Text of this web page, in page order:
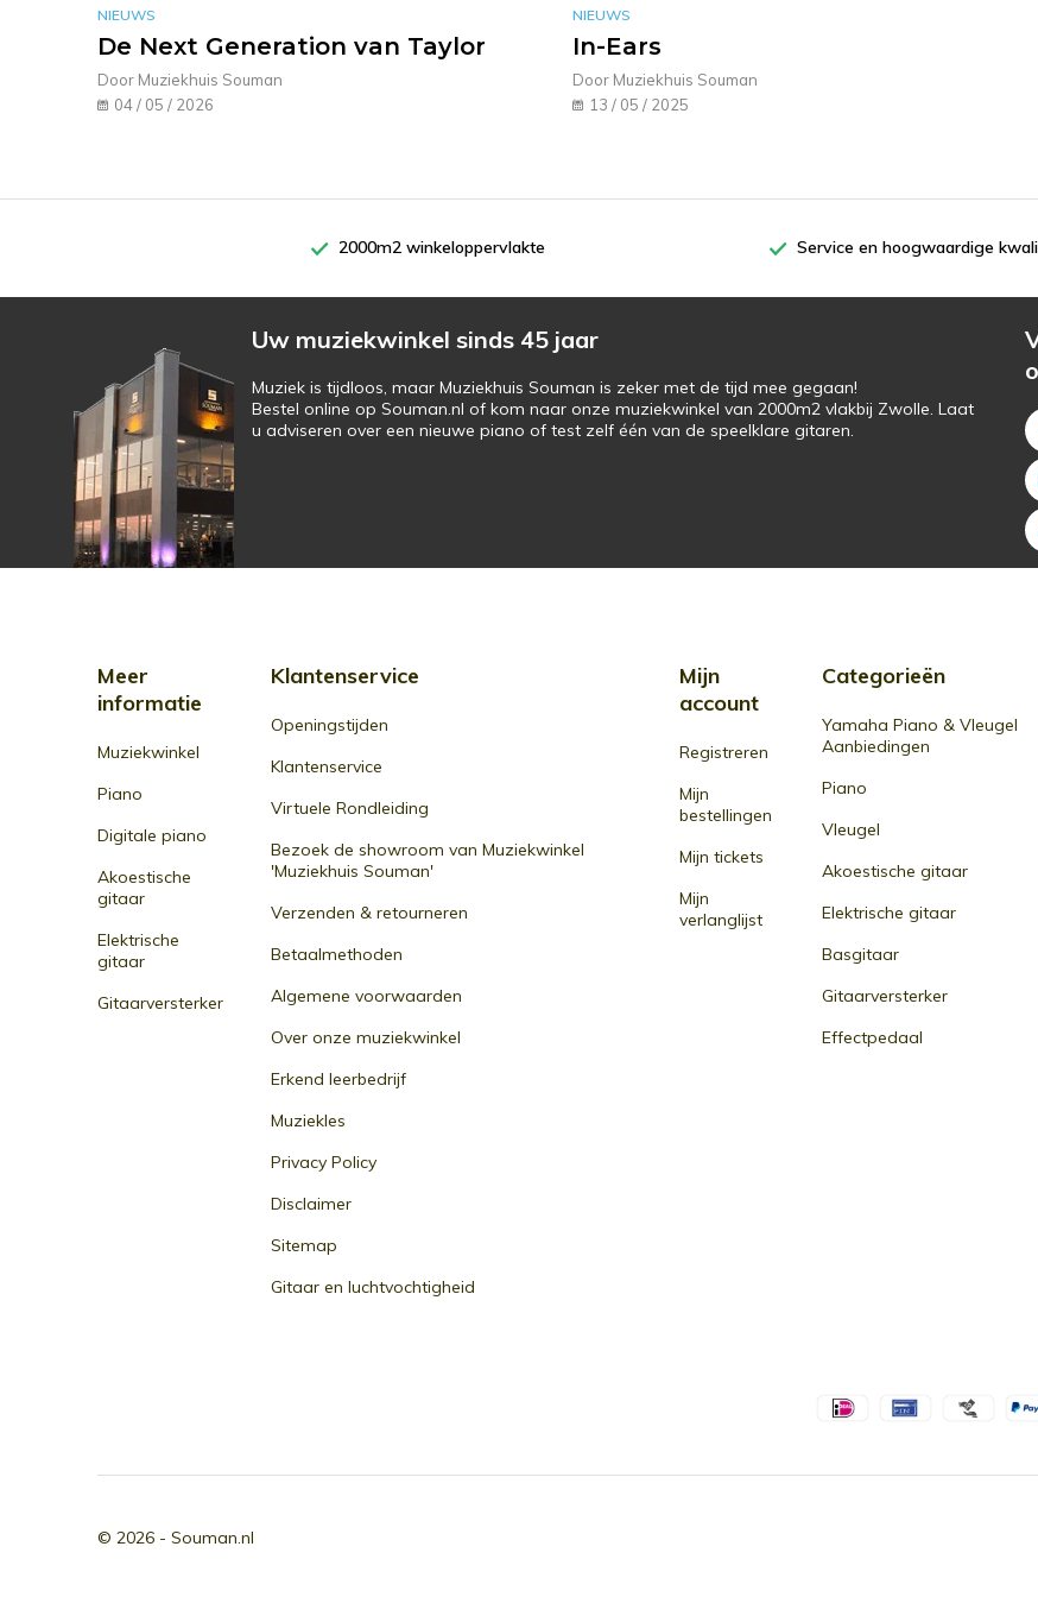
NIEUWS
De Next Generation van Taylor
Door Muziekhuis Souman
04 / 05 / 2026
NIEUWS
In-Ears
Door Muziekhuis Souman
13 / 05 / 2025
2000m2 winkeloppervlakte Service en hoogwaardige
Uw muziekwinkel sinds 45 jaar
Muziek is tijdloos, maar Muziekhuis Souman is zeker met de tijd mee gegaan!
Bestel online op Souman.nl of kom naar onze muziekwinkel van 2000m2 vlakbij Zwolle. Laat
u adviseren over een nieuwe piano of test zelf één van de speelklare gitaren.
Meer
informatie
Muziekwinkel
Piano
Digitale piano
Akoestische
gitaar
Elektrische
gitaar
Gitaarversterker
Klantenservice
Openingstijden
Klantenservice
Virtuele Rondleiding
Bezoek de showroom van Muziekwinkel
'Muziekhuis Souman'
Verzenden & retourneren
Betaalmethoden
Algemene voorwaarden
Over onze muziekwinkel
Erkend leerbedrijf
Muziekles
Privacy Policy
Disclaimer
Sitemap
Gitaar en luchtvochtigheid
Mijn
account
Registreren
Mijn
bestellingen
Mijn tickets
Mijn
verlanglijst
Categorieën
Yamaha Piano & Vleugel
Aanbiedingen
Piano
Vleugel
Akoestische gitaar
Elektrische gitaar
Basgitaar
Gitaarversterker
Effectpedaal
© 2026 - Souman.nl